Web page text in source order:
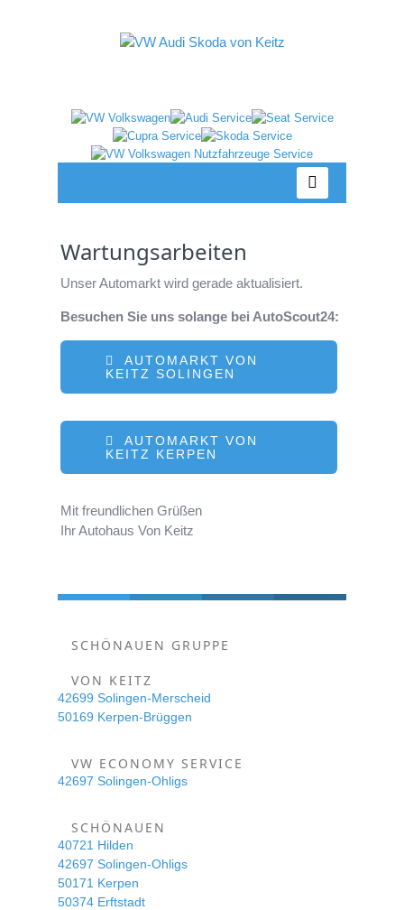
Wartungsarbeiten
Unser Automarkt wird gerade aktualisiert.
Besuchen Sie uns solange bei AutoScout24:
AUTOMARKT VON
KEITZ SOLINGEN
AUTOMARKT VON
KEITZ KERPEN
Mit freundlichen Grüßen
Ihr Autohaus Von Keitz
SCHÖNAUEN GRUPPE
VON KEITZ
42699 Solingen-Merscheid
50169 Kerpen-Brüggen
VW ECONOMY SERVICE
42697 Solingen-Ohligs
SCHÖNAUEN
40721 Hilden
42697 Solingen-Ohligs
50171 Kerpen
50374 Erftstadt